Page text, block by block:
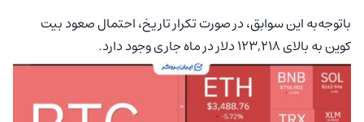
باتوجه‌به این سوابق، در صورت تکرار تاریخ، احتمال صعود بیت
کوین به بالای 123,218 دلار در ماه جاری وجود دارد.